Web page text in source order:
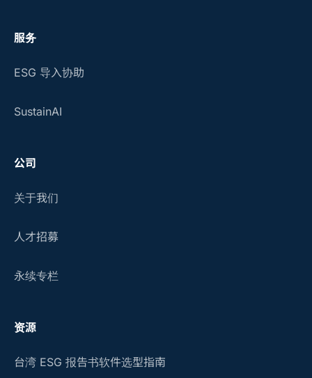
服务
ESG 导入协助
SustainAI
公司
关于我们
人才招募
永续专栏
资源
台湾 ESG 报告书软件选型指南